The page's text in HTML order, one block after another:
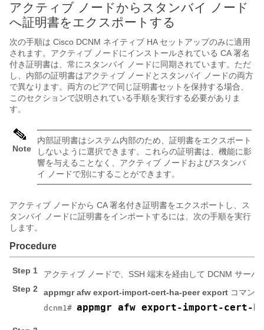
アクティブ ノードからスタンバイ ノード
へ証明書をエクスポートする
次の手順は Cisco DCNM ネイティブ HA セットアップのみに適用
されます。アクティブ ノードにインストールされている CA 署名
付き証明書は、常にスタンバイ ノードに同期されています。ただ
し、内部の証明書はアクティブ ノードとスタンバイ ノードの両方
で異なります。両方のピアで同じ証明書セットを保持する場合、
このセクションで説明されている手順を実行する必要がありま
す。
Note
内部証明書はシステム内部のため、証明書をエクスポート
しないように選択できます。これらの証明書は、機能に影
響を与えることなく、アクティブ ノードおよびスタンバ
イ ノードで別にすることができます。
アクティブ ノードから CA 署名付き証明書をエクスポートし、ス
タンバイ ノードに証明書をインポートするには、次の手順を実行
します。
Procedure
Step 1
アクティブ ノードで、SSH 端末を経由して DCNM サーバ
Step 2
appmgr afw export-import-cert-ha-peer export コマン
dcnm1# appmgr afw export-import-cert-